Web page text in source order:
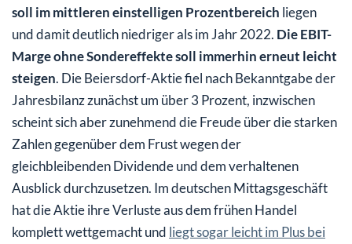
soll im mittleren einstelligen Prozentbereich liegen
und damit deutlich niedriger als im Jahr 2022. Die EBIT-
Marge ohne Sondereffekte soll immerhin erneut leicht
steigen. Die Beiersdorf-Aktie fiel nach Bekanntgabe der
Jahresbilanz zunächst um über 3 Prozent, inzwischen
scheint sich aber zunehmend die Freude über die starken
Zahlen gegenüber dem Frust wegen der
gleichbleibenden Dividende und dem verhaltenen
Ausblick durchzusetzen. Im deutschen Mittagsgeschäft
hat die Aktie ihre Verluste aus dem frühen Handel
komplett wettgemacht und liegt sogar leicht im Plus bei